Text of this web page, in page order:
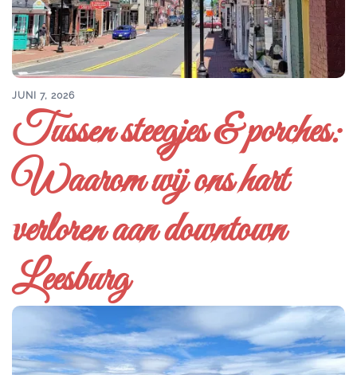
JUNI 7, 2026
Tussen steegjes & porches:
Waarom wij ons hart
verloren aan downtown
Leesburg